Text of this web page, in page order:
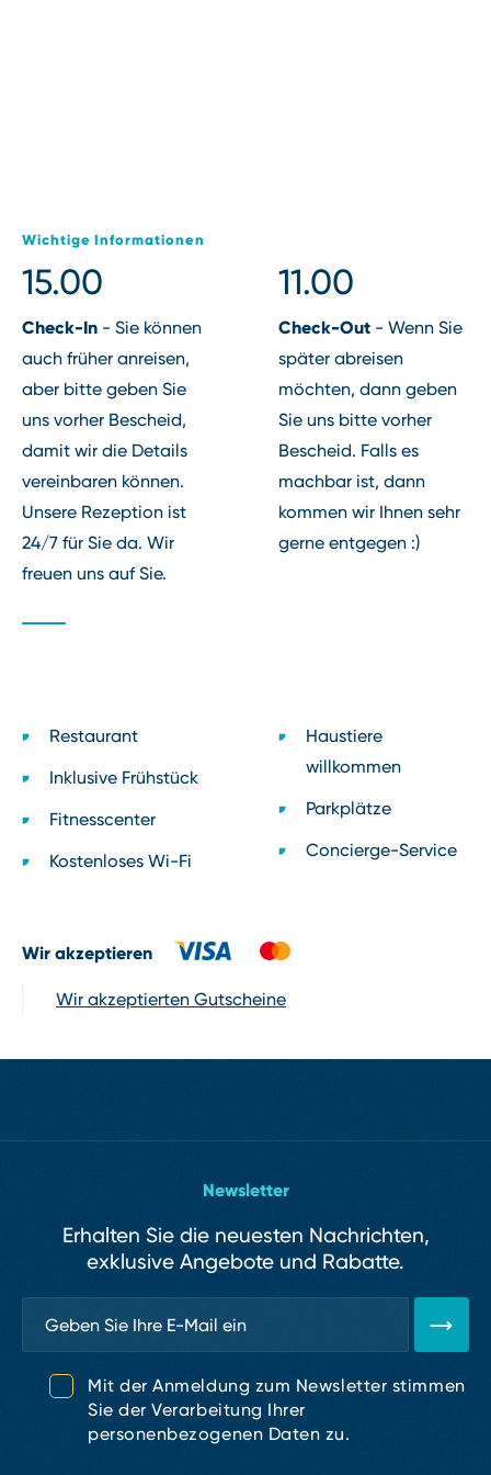
Wichtige Informationen
15.00
Check⁠-⁠In ⁠-⁠ Sie können
auch früher anreisen,
aber bitte geben Sie
uns vorher Bescheid,
damit wir die Details
vereinbaren können.
Unsere Rezeption ist
24/7 für Sie da. Wir
freuen uns auf Sie.
11.00
Check⁠-⁠Out ⁠-⁠ Wenn Sie
später abreisen
möchten, dann geben
Sie uns bitte vorher
Bescheid. Falls es
machbar ist, dann
kommen wir Ihnen sehr
gerne entgegen :)
Restaurant
Inklusive Frühstück
Fitnesscenter
Kostenloses Wi⁠-⁠Fi
Haustiere
willkommen
Parkplätze
Concierge⁠-⁠Service
Wir akzeptieren
Wir akzeptierten Gutscheine
Newsletter
Erhalten Sie die neuesten Nachrichten,
exklusive Angebote und Rabatte.
Mit der Anmeldung zum Newsletter stimmen
Sie der Verarbeitung Ihrer
personenbezogenen Daten zu.